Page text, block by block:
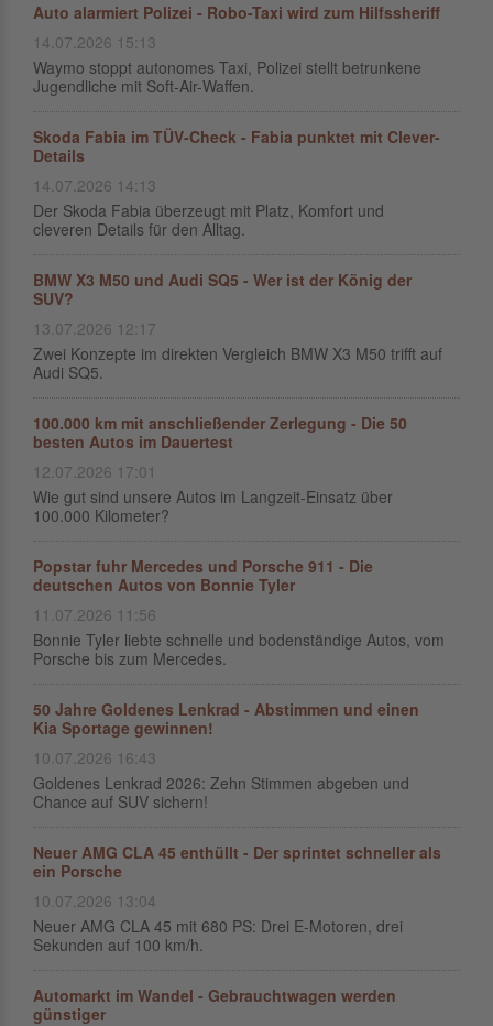
Auto alarmiert Polizei - Robo-Taxi wird zum Hilfssheriff
14.07.2026 15:13
Waymo stoppt autonomes Taxi, Polizei stellt betrunkene
Jugendliche mit Soft-Air-Waffen.
Skoda Fabia im TÜV-Check - Fabia punktet mit Clever-
Details
14.07.2026 14:13
Der Skoda Fabia überzeugt mit Platz, Komfort und
cleveren Details für den Alltag.
BMW X3 M50 und Audi SQ5 - Wer ist der König der
SUV?
13.07.2026 12:17
Zwei Konzepte im direkten Vergleich BMW X3 M50 trifft auf
Audi SQ5.
100.000 km mit anschließender Zerlegung - Die 50
besten Autos im Dauertest
12.07.2026 17:01
Wie gut sind unsere Autos im Langzeit-Einsatz über
100.000 Kilometer?
Popstar fuhr Mercedes und Porsche 911 - Die
deutschen Autos von Bonnie Tyler
11.07.2026 11:56
Bonnie Tyler liebte schnelle und bodenständige Autos, vom
Porsche bis zum Mercedes.
50 Jahre Goldenes Lenkrad - Abstimmen und einen
Kia Sportage gewinnen!
10.07.2026 16:43
Goldenes Lenkrad 2026: Zehn Stimmen abgeben und
Chance auf SUV sichern!
Neuer AMG CLA 45 enthüllt - Der sprintet schneller als
ein Porsche
10.07.2026 13:04
Neuer AMG CLA 45 mit 680 PS: Drei E-Motoren, drei
Sekunden auf 100 km/h.
Automarkt im Wandel - Gebrauchtwagen werden
günstiger